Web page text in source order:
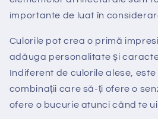
importante de luat în
Culorile pot crea o primă
adăuga personalitate și
Indiferent de culorile alese,
combinații care să-ți ofere o
ofere o bucurie atunci când te